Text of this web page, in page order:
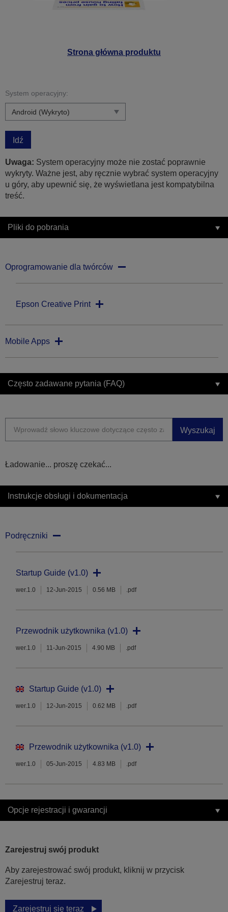
Strona główna produktu
System operacyjny:
Idź
Uwaga: System operacyjny może nie zostać poprawnie
wykryty. Ważne jest, aby ręcznie wybrać system operacyjny
u góry, aby upewnić się, że wyświetlana jest kompatybilna
treść.
Pliki do pobrania
Oprogramowanie dla twórców
Epson Creative Print
Mobile Apps
Często zadawane pytania (FAQ)
Wyszukaj
Ładowanie... proszę czekać...
Instrukcje obsługi i dokumentacja
Podręczniki
Startup Guide (v1.0)
wer.1.0 12-Jun-2015 0.56 MB .pdf
Przewodnik użytkownika (v1.0)
wer.1.0 11-Jun-2015 4.90 MB .pdf
Startup Guide (v1.0)
wer.1.0 12-Jun-2015 0.62 MB .pdf
Przewodnik użytkownika (v1.0)
wer.1.0 05-Jun-2015 4.83 MB .pdf
Opcje rejestracji i gwarancji
Zarejestruj swój produkt
Aby zarejestrować swój produkt, kliknij w przycisk
Zarejestruj teraz.
Zarejestruj się teraz